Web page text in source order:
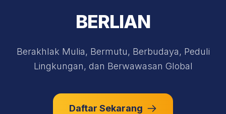
BERLIAN
Berakhlak Mulia, Bermutu, Berbudaya, Peduli
Lingkungan, dan Berwawasan Global
Daftar Sekarang